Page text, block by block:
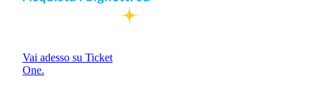
Vai adesso su Ticket
One.